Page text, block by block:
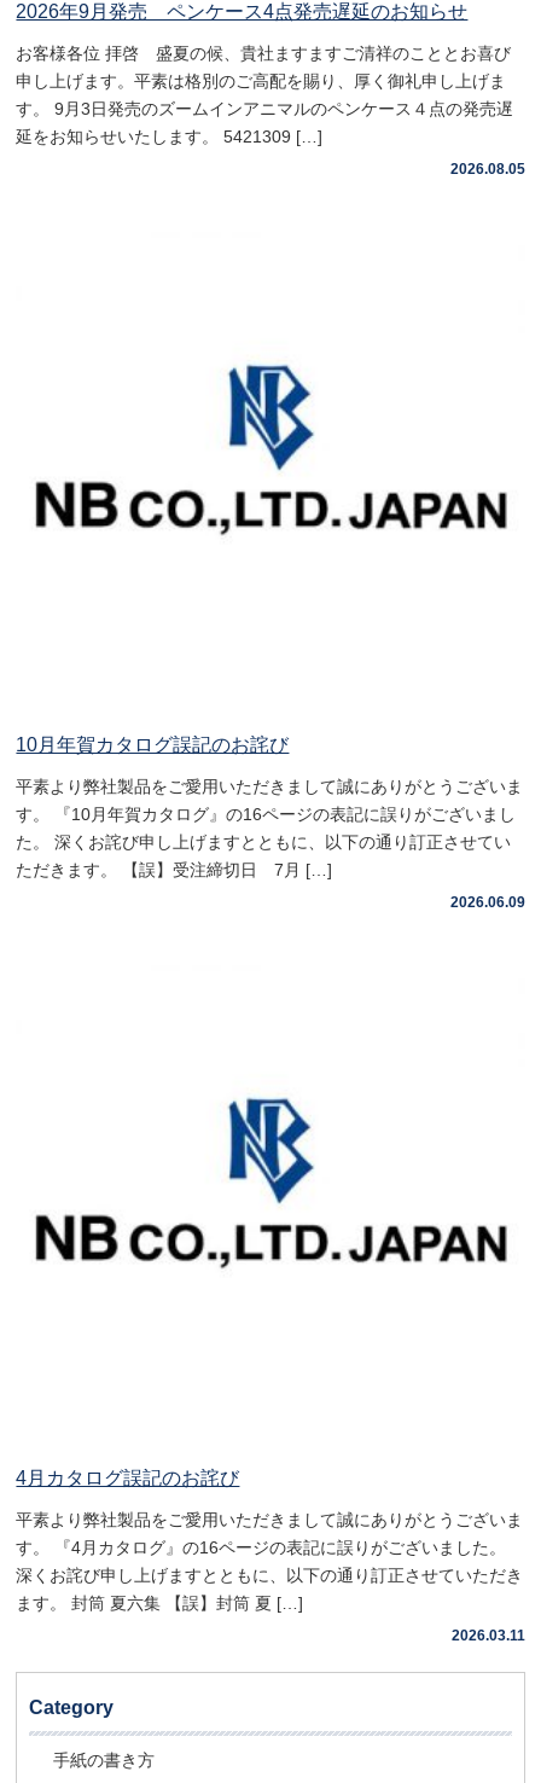
2026年9月発売 ペンケース4点発売遅延のお知らせ
お客様各位 拝啓 盛夏の候、貴社ますますご清祥のこととお喜び
申し上げます。平素は格別のご高配を賜り、厚く御礼申し上げま
す。 9月3日発売のズームインアニマルのペンケース４点の発売遅
延をお知らせいたします。 5421309 […]
2026.08.05
10月年賀カタログ誤記のお詫び
平素より弊社製品をご愛用いただきまして誠にありがとうございま
す。 『10月年賀カタログ』の16ページの表記に誤りがございまし
た。 深くお詫び申し上げますとともに、以下の通り訂正させてい
ただきます。 【誤】受注締切日 7月 […]
2026.06.09
4月カタログ誤記のお詫び
平素より弊社製品をご愛用いただきまして誠にありがとうございま
す。 『4月カタログ』の16ページの表記に誤りがございました。
深くお詫び申し上げますとともに、以下の通り訂正させていただき
ます。 封筒 夏六集 【誤】封筒 夏 […]
2026.03.11
Category
手紙の書き方